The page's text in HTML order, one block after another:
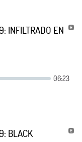
INFILTRADO EN
BLACK